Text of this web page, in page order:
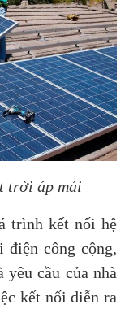
trời áp mái
trình kết nối hệ
công cộng,
yêu cầu của nhà
kết nối diễn ra